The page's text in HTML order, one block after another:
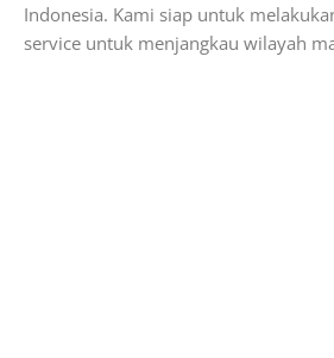
Indonesia. Kami siap untuk
service untuk menjangkau wilayah